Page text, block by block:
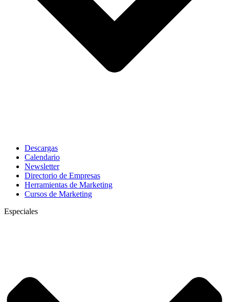
Descargas
Calendario
Newsletter
Directorio de Empresas
Herramientas de Marketing
Cursos de Marketing
Especiales